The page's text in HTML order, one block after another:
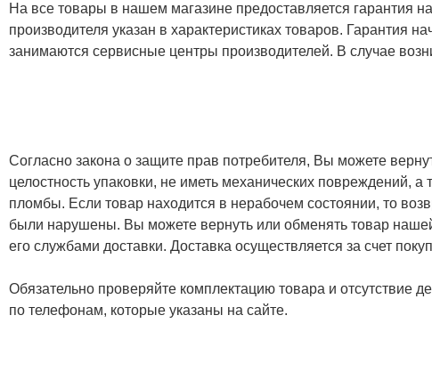
На все товары в нашем магазине предоставляется гарантия
производителя указан в характеристиках товаров. Гарантия
занимаются сервисные центры производителей. В случае
Согласно закона о защите прав потребителя, Вы можете
целостность упаковки, не иметь механических повреждений,
пломбы. Если товар находится в нерабочем состоянии, то
были нарушены. Вы можете вернуть или обменять товар
его службами доставки. Доставка осуществляется за счет
Обязательно проверяйте комплектацию товара и отсутствие
по телефонам, которые указаны на сайте.